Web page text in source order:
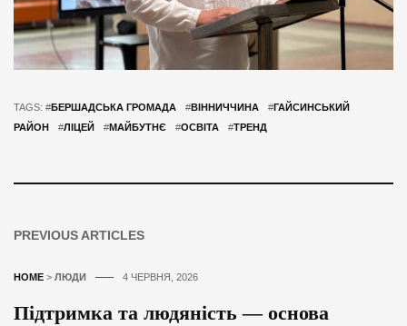
TAGS: #БЕРШАДСЬКА ГРОМАДА #ВІННИЧЧИНА #ГАЙСИНСЬКИЙ
РАЙОН
#ЛІЦЕЙ #МАЙБУТНЄ #ОСВІТА #ТРЕНД
PREVIOUS ARTICLES
HOME > ЛЮДИ 4 ЧЕРВНЯ, 2026
Підтримка та людяність — основа